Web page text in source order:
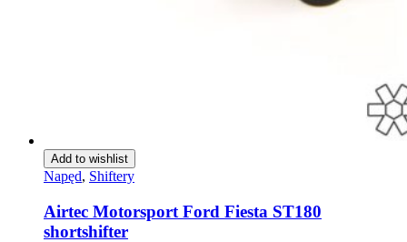
Add to wishlist
Napęd, Shiftery
Airtec Motorsport Ford Fiesta ST180
shortshifter